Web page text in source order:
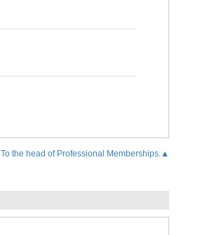
To the head of Professional Memberships.▲